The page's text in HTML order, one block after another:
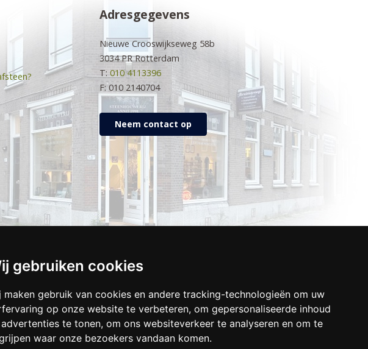
gebruiken cookies
maken gebruik van cookies en andere tracking-technologieën om uw
op onze website te verbeteren, om gepersonaliseerde inhoud
te tonen, om ons websiteverkeer te analyseren en om te
waar onze bezoekers vandaan komen.
Adresgegevens
Nieuwe Crooswijkseweg 58b
3034 PR Rotterdam
T: 010 4113396
F: 010 2140704
Neem contact op
–info@bruinstroopnatuursteen.nl Disclaimer beeldmateriaal